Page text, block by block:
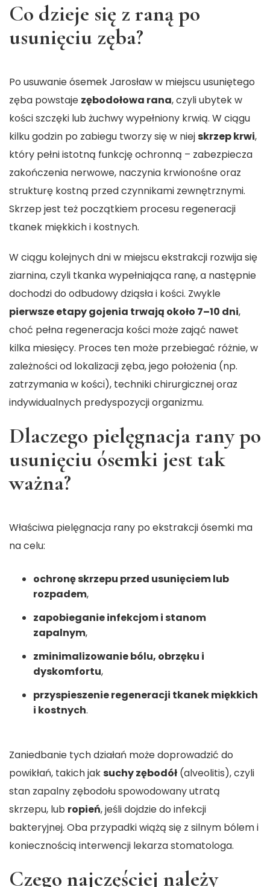
Co dzieje się z raną po
usunięciu zęba?
Po usuwanie ósemek Jarosławw miejscu usuniętego
zęba powstaje zębodołowa rana, czyli ubytek w
kości szczęki lub żuchwy wypełniony krwią. W ciągu
kilku godzin po zabiegu tworzy się w niejskrzep krwi,
który pełni istotną funkcję ochronną – zabezpiecza
zakończenia nerwowe, naczynia krwionośne oraz
strukturę kostną przed czynnikami zewnętrznymi.
Skrzep jest też początkiem procesu regeneracji
tkanek miękkich i kostnych.
W ciągu kolejnych dni w miejscu ekstrakcji rozwija się
ziarnina, czyli tkanka wypełniająca ranę, a następnie
dochodzi do odbudowy dziąsła i kości. Zwykle
pierwsze etapy gojenia trwają około 7–10 dni,
choć pełna regeneracja kości może zająć nawet
kilka miesięcy. Proces ten może przebiegać różnie, w
zależności od lokalizacji zęba, jego położenia (np.
zatrzymania w kości), techniki chirurgicznej oraz
indywidualnych predyspozycji organizmu.
Dlaczego pielęgnacja rany po
usunięciu ósemki jest tak
ważna?
Właściwa pielęgnacja rany po ekstrakcji ósemki ma
na celu:
ochronę skrzepu przed usunięciem lub
rozpadem,
zapobieganie infekcjom i stanom
zapalnym,
zminimalizowanie bólu, obrzęku i
dyskomfortu,
przyspieszenie regeneracji tkanek miękkich
i kostnych.
Zaniedbanie tych działań może doprowadzić do
powikłań, takich jaksuchy zębodół (alveolitis), czyli
stan zapalny zębodołu spowodowany utratą
skrzepu, lub ropień, jeśli dojdzie do infekcji
bakteryjnej. Oba przypadki wiążą się z silnym bólem i
koniecznością interwencji lekarza stomatologa.
Czego najczęściej należy